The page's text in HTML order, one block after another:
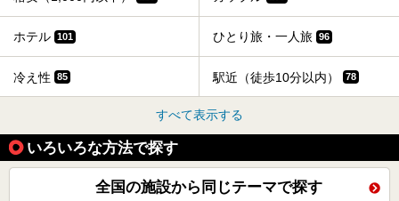
ホテル 101 ひとり旅・一人旅 96
冷え性 85 駅近（徒歩10分以内） 78
すべて表示する
いろいろな方法で探す
全国の施設から同じテーマで探す